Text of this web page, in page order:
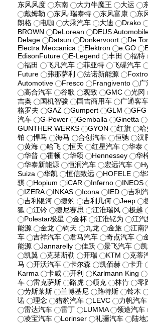
东风风度
东南 大力牛魔王 大运
戴姆勒
东风·瑞泰特 东风富康 东
朗格
电咖 大乘汽车 大迪 Drako
BROWN
DeLorean DEUS
Delage
Datsun Donkervoort De
Electra Meccanica
Elektron e.GO
EdisonFuture
E-Legend 丰田 福特
福田
飞凡汽车 菲亚特 飞碟汽车
Future
弗那萨利 法诺新能源
Automotive
Fresco Frangivento
高合汽车
谷歌 观致 GMC 光冈
吉奥
国机智骏 国吉商用车 广通客车
格罗夫
GAZ Gumpert GLM GFG
汽车
G-Power Gemballa Ginetta
GUNTHER WERKS
GYON 红旗 哈
铂
悍马 海马 合创汽车 恒驰 汉
黄海
哈飞 恒天 红星汽车 华泰
华普
霍顿 华颂 Hennessey 华
华泰新能源
恒润汽车 宏远汽车
Suiza
华凯 恒信致远 HOFELE 华
骐
Hopium iCAR Inferno INEOS
IZERA
INKAS Icona IED 吉利
吉利银河
捷豹 吉利几何 Jeep
狐
江铃 捷尼赛思 江淮瑞风 极越
Polestar极星
金杯 江淮钇为 江汽
能源
金龙 钧天 九龙 金旅 江南
车
吉祥汽车 君马汽车 奇点汽车
能源
Jannarelly 佳跃 景飞汽车
凯翼
克莱斯勒 开瑞 KTM 克蒂
马
开沃汽车 卡尔森 凯佰赫 卡升
Karma
卡威 开利 Karlmann King
车
雷克萨斯 路虎 领克 林肯 零
劳斯莱斯
兰博基尼 路特斯 铃木
诺
理念 猎豹汽车 LEVC 力帆汽车
雷达汽车
雷丁 LUMMA 领途汽车
凌宝汽车
Lorinser 礼骊汽车 陆地